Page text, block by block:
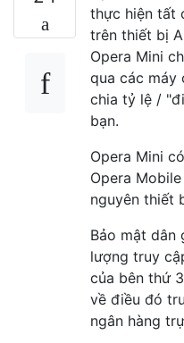
thực hiện tất
trên thiết bị
Opera Mini
qua các máy
chia tỷ lệ /
bạn.
Opera Mini
Opera
nguyên thiết
Bảo mật dân
lượng truy
của bên thứ
về điều đó
ngân hàng